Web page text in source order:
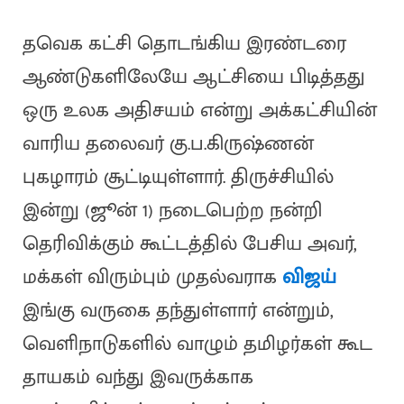
தவெக கட்சி தொடங்கிய இரண்டரை
ஆண்டுகளிலேயே ஆட்சியை பிடித்தது
ஒரு உலக அதிசயம் என்று அக்கட்சியின்
வாரிய தலைவர் கு.ப.கிருஷ்ணன்
புகழாரம் சூட்டியுள்ளார். திருச்சியில்
இன்று (ஜூன் 1) நடைபெற்ற நன்றி
தெரிவிக்கும் கூட்டத்தில் பேசிய அவர்,
மக்கள் விரும்பும் முதல்வராக விஜய்
இங்கு வருகை தந்துள்ளார் என்றும்,
வெளிநாடுகளில் வாழும் தமிழர்கள் கூட
தாயகம் வந்து இவருக்காக